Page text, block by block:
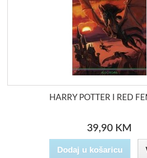
HARRY POTTER I RED
39,90 KM
Dodaj u košaricu